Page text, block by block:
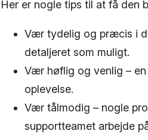
Her er nogle tips til at få den
Vær tydelig og præcis i
detaljeret som muligt.
Vær høflig og venlig –
oplevelse.
Vær tålmodig – nogle
supportteamet arbejde